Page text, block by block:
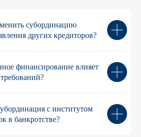
субординацию
других кредиторов?
финансирование влияет
с институтом
в банкротстве?
Корпоративные
конфликты
Дебиторская
задолженность